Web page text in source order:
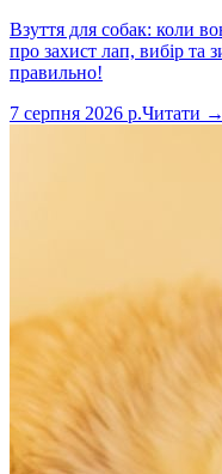
Взуття для собак: коли
про захист лап, вибір та
правильно!
7 серпня 2026 р.Читати →